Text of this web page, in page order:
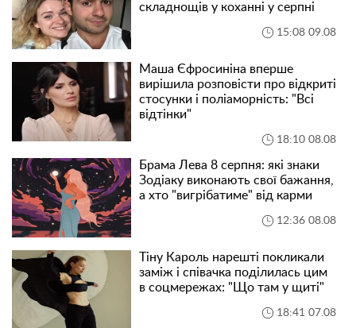
складнощів у коханні у серпні
15:08 09.08
Маша Єфросиніна вперше
вирішила розповісти про відкриті
стосунки і поліаморність: "Всі
відтінки"
18:10 08.08
Брама Лева 8 серпня: які знаки
Зодіаку виконають свої бажання,
а хто "вигрібатиме" від карми
12:36 08.08
Тіну Кароль нарешті покликали
заміж і співачка поділилась цим
в соцмережах: "Що там у щиті"
18:41 07.08